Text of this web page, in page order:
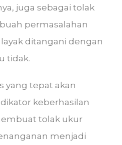
juga sebagai tolak
permasalahan
ditangani dengan
tidak.
yang tepat akan
keberhasilan
tolak ukur
menjadi